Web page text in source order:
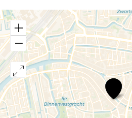
Dille
Kamille